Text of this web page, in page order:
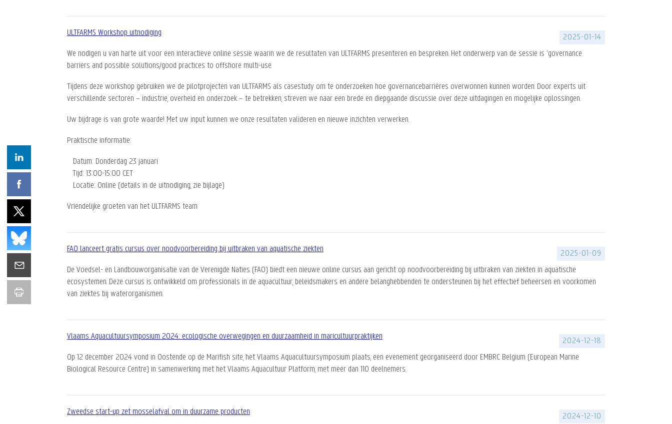
2025-01-14
ULTFARMS Workshop uitnodiging
We nodigen u van harte uit voor een interactieve online sessie waarin we de resultaten van ULTFARMS presenteren en bespreken. Het onderwerp van de sessie is 'governance
barriers and possible solutions/good practices to offshore multi-use.
Tijdens deze workshop gebruiken we de pilotprojecten van ULTFARMS als casestudy om te onderzoeken hoe governancebarrières overwonnen kunnen worden. Door experts uit
verschillende sectoren – industrie, overheid en onderzoek – te betrekken, streven we naar een brede en diepgaande discussie over deze uitdagingen en mogelijke oplossingen.
Uw bijdrage is van grote waarde! Met uw input kunnen we onze resultaten valideren en nieuwe inzichten verwerken.
Praktische informatie:
Datum: Donderdag 23 januari
Tijd: 13:00-15:00 CET
Locatie: Online (details in de uitnodiging, zie bijlage)
Vriendelijke groeten van het ULTFARMS team
2025-01-09
FAO lanceert gratis cursus over noodvoorbereiding bij uitbraken van aquatische ziekten
De Voedsel- en Landbouworganisatie van de Verenigde Naties (FAO) biedt een nieuwe online cursus aan gericht op noodvoorbereiding bij uitbraken van ziekten in aquatische
ecosystemen. Deze cursus is ontwikkeld om professionals in de aquacultuur, beleidsmakers en andere belanghebbenden te ondersteunen bij het effectief beheersen en voorkomen
van ziektes bij waterorganismen.
2024-12-18
Vlaams Aquacultuursymposium 2024: ecologische overwegingen en duurzaamheid in maricultuurpraktijken
Op 12 december 2024 vond in Oostende op de Marifish site, het Vlaams Aquacultuursymposium plaats, een evenement georganiseerd door EMBRC Belgium (European Marine
Biological Resource Centre) in samenwerking met het Vlaams Aquacultuur Platform, met meer dan 110 deelnemers.
2024-12-10
Zweedse start-up zet mosselafval om in duurzame producten